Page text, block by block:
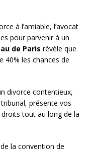
à l’amiable, l’avocat
pour parvenir à un
de Paris révèle que
40% les chances de
divorce contentieux,
présente vos
tout au long de la
de la convention de